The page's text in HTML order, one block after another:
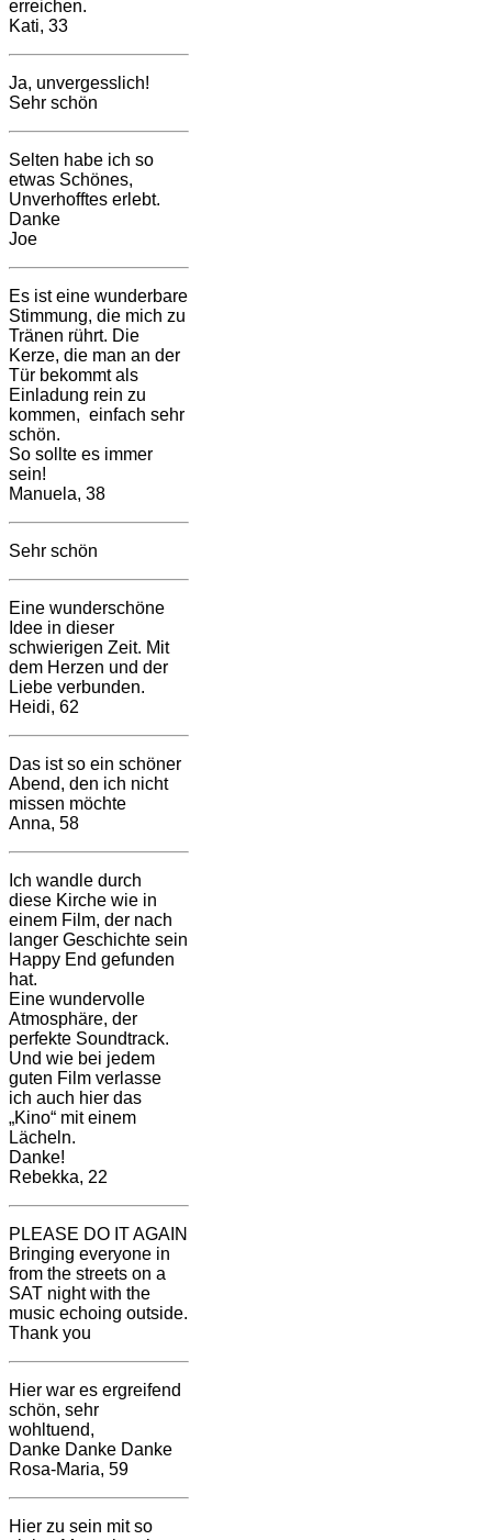
erreichen.
Kati, 33
Ja, unvergesslich!
Sehr schön
Selten habe ich so
etwas Schönes,
Unverhofftes erlebt.
Danke
Joe
Es ist eine wunderbare
Stimmung, die mich zu
Tränen rührt. Die
Kerze, die man an der
Tür bekommt als
Einladung rein zu
kommen, einfach sehr
schön.
So sollte es immer
sein!
Manuela, 38
Sehr schön
Eine wunderschöne
Idee in dieser
schwierigen Zeit. Mit
dem Herzen und der
Liebe verbunden.
Heidi, 62
Das ist so ein schöner
Abend, den ich nicht
missen möchte
Anna, 58
Ich wandle durch
diese Kirche wie in
einem Film, der nach
langer Geschichte sein
Happy End gefunden
hat.
Eine wundervolle
Atmosphäre, der
perfekte Soundtrack.
Und wie bei jedem
guten Film verlasse
ich auch hier das
„Kino“ mit einem
Lächeln.
Danke!
Rebekka, 22
PLEASE DO IT AGAIN
Bringing everyone in
from the streets on a
SAT night with the
music echoing outside.
Thank you
Hier war es ergreifend
schön, sehr
wohltuend,
Danke Danke Danke
Rosa-Maria, 59
Hier zu sein mit so